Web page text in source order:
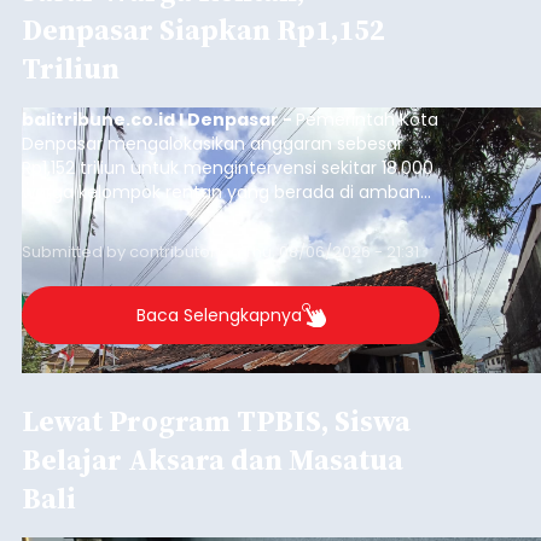
Denpasar Siapkan Rp1,152
Triliun
balitribune.co.id I Denpasar - Pemerintah Kota
Denpasar mengalokasikan anggaran sebesar
Rp1,152 triliun untuk mengintervensi sekitar 18.000
warga kelompok rentan yang berada di ambang
garis kemiskinan. Langkah strategis ini diambil
guna menjaga masyarakat yang berada pada
kelompok desil 5 dan 6 tersebut agar tidak
merosot ke kategori miskin.
Submitted by contributor Thu, 08/06/2026 - 21:31
Baca Selengkapnya
Lewat Program TPBIS, Siswa
Belajar Aksara dan Masatua
Bali